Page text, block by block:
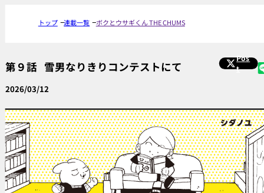
トップ 連載一覧 ボクとウサギくん THE CHUMS
第９話 雪男なりきりコンテストにて
2026/03/12
Pos
t